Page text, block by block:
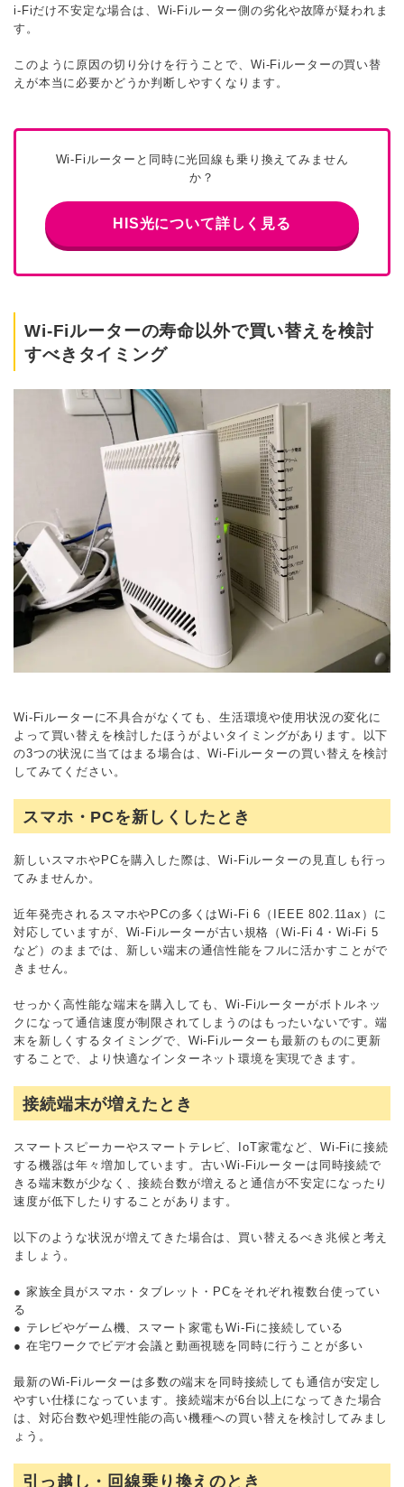
i-Fiだけ不安定な場合は、Wi-Fiルーター側の劣化や故障が疑われま
す。
このように原因の切り分けを行うことで、Wi-Fiルーターの買い替
えが本当に必要かどうか判断しやすくなります。
Wi-Fiルーターと同時に光回線も乗り換えてみません
か？
HIS光について詳しく見る
Wi-Fiルーターの寿命以外で買い替えを検討
すべきタイミング
Wi-Fiルーターに不具合がなくても、生活環境や使用状況の変化に
よって買い替えを検討したほうがよいタイミングがあります。以下
の3つの状況に当てはまる場合は、Wi-Fiルーターの買い替えを検討
してみてください。
スマホ・PCを新しくしたとき
新しいスマホやPCを購入した際は、Wi-Fiルーターの見直しも行っ
てみませんか。
近年発売されるスマホやPCの多くはWi-Fi 6（IEEE 802.11ax）に
対応していますが、Wi-Fiルーターが古い規格（Wi-Fi 4・Wi-Fi 5
など）のままでは、新しい端末の通信性能をフルに活かすことがで
きません。
せっかく高性能な端末を購入しても、Wi-Fiルーターがボトルネッ
クになって通信速度が制限されてしまうのはもったいないです。端
末を新しくするタイミングで、Wi-Fiルーターも最新のものに更新
することで、より快適なインターネット環境を実現できます。
接続端末が増えたとき
スマートスピーカーやスマートテレビ、IoT家電など、Wi-Fiに接続
する機器は年々増加しています。古いWi-Fiルーターは同時接続で
きる端末数が少なく、接続台数が増えると通信が不安定になったり
速度が低下したりすることがあります。
以下のような状況が増えてきた場合は、買い替えるべき兆候と考え
ましょう。
● 家族全員がスマホ・タブレット・PCをそれぞれ複数台使ってい
る
● テレビやゲーム機、スマート家電もWi-Fiに接続している
● 在宅ワークでビデオ会議と動画視聴を同時に行うことが多い
最新のWi-Fiルーターは多数の端末を同時接続しても通信が安定し
やすい仕様になっています。接続端末が6台以上になってきた場合
は、対応台数や処理性能の高い機種への買い替えを検討してみまし
ょう。
引っ越し・回線乗り換えのとき